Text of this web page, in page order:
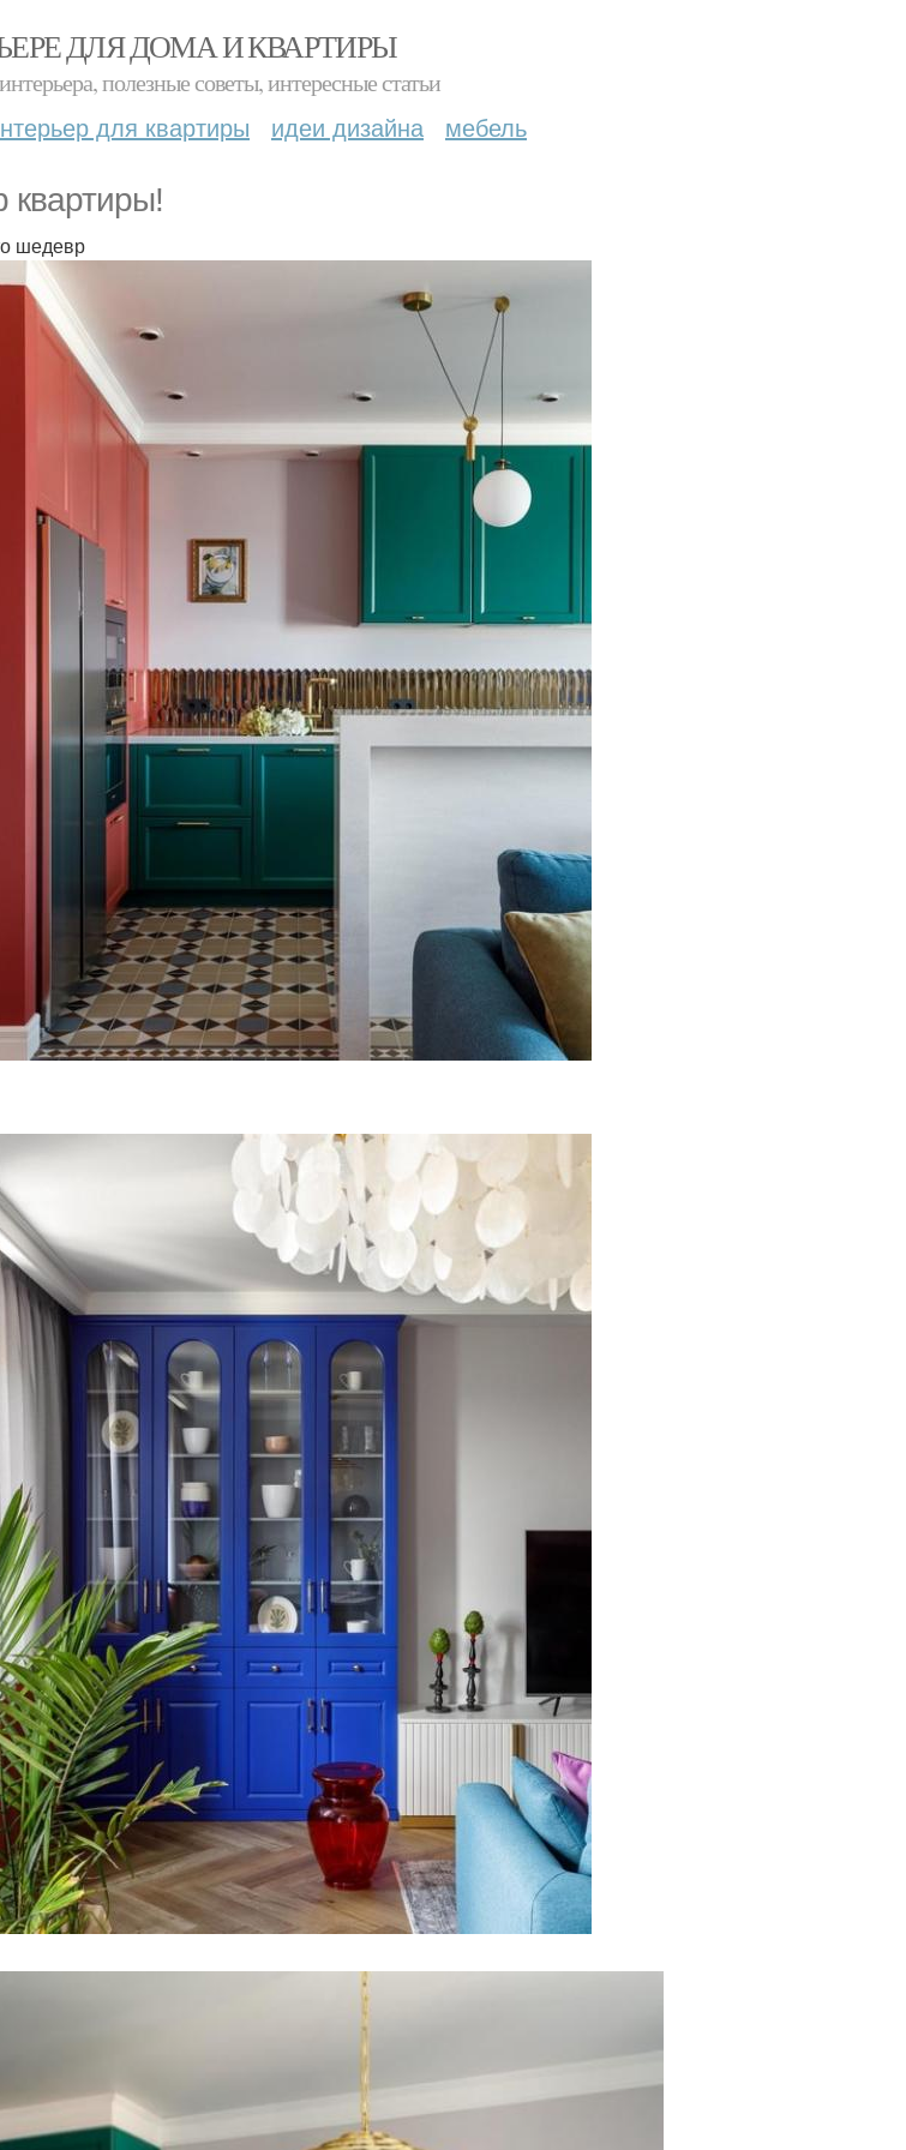
ДЛЯ ДОМА И КВАРТИРЫ
полезные советы, интересные статьи
для квартиры идеи дизайна мебель
квартиры!
шедевр